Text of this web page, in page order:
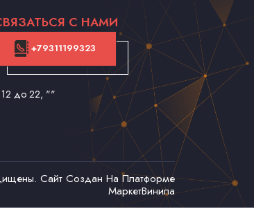
С НАМИ
+79311199323
до 22, ""
Сайт Создан На Платформе
МаркетВинила